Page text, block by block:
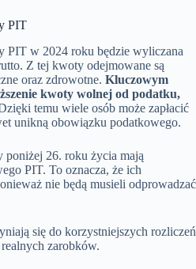
PIT
PIT w 2024 roku będzie wyliczana
Z tej kwoty odejmowane są
oraz zdrowotne. Kluczowym
kwoty wolnej od podatku,
temu wiele osób może zapłacić
unikną obowiązku podatkowego.
poniżej 26. roku życia mają
PIT. To oznacza, że ich
nie będą musieli odprowadzać
się do korzystniejszych rozliczeń
zarobków.